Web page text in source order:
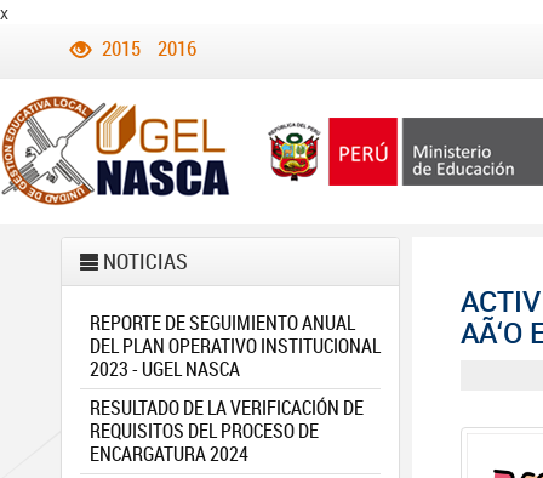
x
2015 2016
NOTICIAS
REPORTE DE SEGUIMIENTO ANUAL
DEL PLAN OPERATIVO INSTITUCIONAL
2023 - UGEL NASCA
RESULTADO DE LA VERIFICACIÓN DE
REQUISITOS DEL PROCESO DE
ENCARGATURA 2024
AÃ‘O